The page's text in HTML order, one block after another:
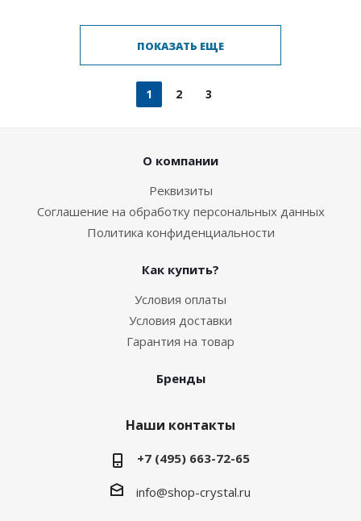
ПОКАЗАТЬ ЕЩЕ
1 2 3
О компании
Реквизиты
Соглашение на обработку персональных данных
Политика конфиденциальности
Как купить?
Условия оплаты
Условия доставки
Гарантия на товар
Бренды
Наши контакты
+7 (495) 663-72-65
info@shop-crystal.ru